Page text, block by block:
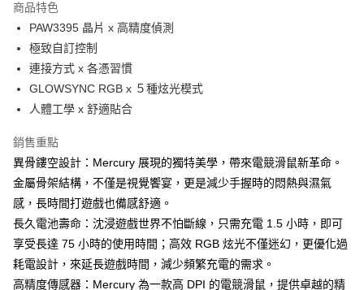
合作金庫商業銀行
華南商業銀行
上海商業儲蓄銀行
國泰世華商業銀行
臺灣中小企業銀行
台中商業銀行
匯豐（台灣）商業銀行
聯邦商業銀行
元大商業銀行
台新國際商業銀行
中國信託商業銀行
台灣樂天信用卡公司
6 期 0 利率 每期
華南商業銀行
上海商業儲蓄銀行
國泰世華商業銀行
兆豐國際商業銀行
臺灣中小企業銀行
聯邦商業銀行
元大商業銀行
永豐商業銀行
玉山商業銀行
星展（台灣）商業銀行
台灣樂天信用卡公司
LINE Pay
Apple Pay
ATM付款
運送方式
付款後全家取貨
每筆NT$80，滿NT$1,000(含以上)免運費
付款後7-11取貨
每筆NT$80，滿NT$1,000(含以上)免運費
商品特色
PAW3395 晶片 x 高精度偵測
極致自訂控制
連接方式 x 各憑習慣
GLOWSYNC RGB x ５種炫光模式
人體工學 x 舒適貼合
銷售重點
異骨鏤空設計：Mercury 展現的獨特美學，帶來電競滑鼠新革命。
金屬骨架結構，不僅是視覺饗宴，更是減少手握時的悶熱與濕氣
感，長時間打遊戲也備感舒適。
長久電池壽命：沈浸遊戲世界不怕斷線，只需充電 1.5 小時，即可
享受長達 75 小時的使用時間；高效 RGB 炫光不僅迷幻，更優化過
耗電設計，來延長遊戲時間，減少頻繁充電的需求。
高精度傳感器：Mercury 為一款高 DPI 的電競滑鼠，提供卓越的精